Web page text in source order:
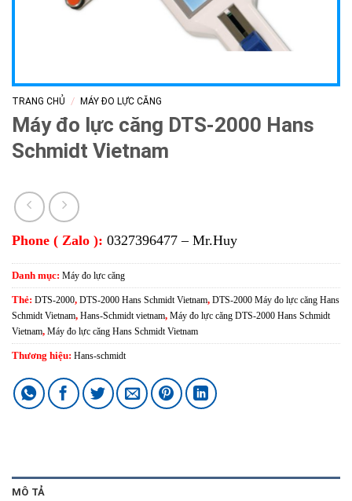
TRANG CHỦ / MÁY ĐO LỰC CĂNG
Máy đo lực căng DTS-2000 Hans
Schmidt Vietnam
Phone ( Zalo ): 0327396477 – Mr.Huy
Danh mục: Máy đo lực căng
Thẻ: DTS-2000, DTS-2000 Hans Schmidt Vietnam, DTS-2000 Máy đo lực căng Hans
Schmidt Vietnam, Hans-Schmidt vietnam, Máy đo lực căng DTS-2000 Hans Schmidt
Vietnam, Máy đo lực căng Hans Schmidt Vietnam
Thương hiệu: Hans-schmidt
MÔ TẢ